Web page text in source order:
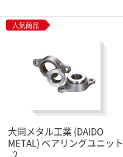
人気商品
大同メタル工業 (DAIDO
METAL) ベアリングユニット
_2